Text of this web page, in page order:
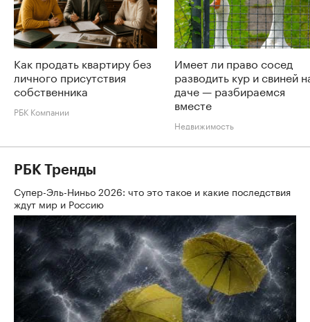
Как продать квартиру без
личного присутствия
собственника
РБК Компании
Имеет ли право сосед
разводить кур и свиней
даче — разбираемся
вместе
Недвижимость
РБК Тренды
Супер-Эль-Ниньо 2026: что это такое и какие последствия
ждут мир и Россию